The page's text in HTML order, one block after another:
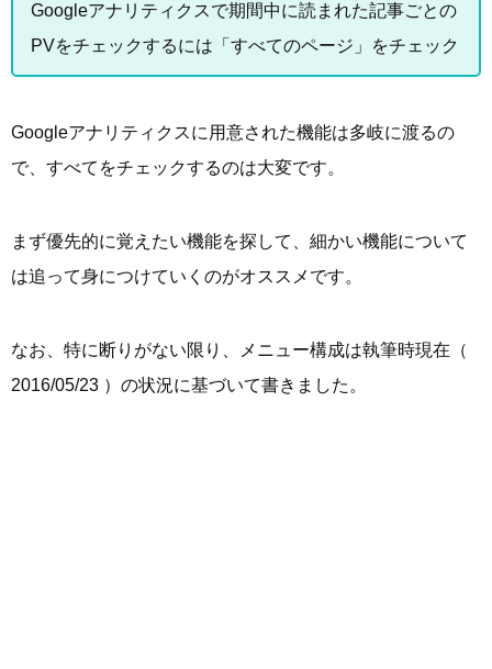
Googleアナリティクスで期間中に読まれた記事ごとの
PVをチェックするには「すべてのページ」をチェック
Googleアナリティクスに用意された機能は多岐に渡るの
で、すべてをチェックするのは大変です。
まず優先的に覚えたい機能を探して、細かい機能について
は追って身につけていくのがオススメです。
なお、特に断りがない限り、メニュー構成は執筆時現在（
2016/05/23 ）の状況に基づいて書きました。